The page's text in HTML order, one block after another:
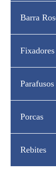
Barra
Parafusos
Porcas
Rebites